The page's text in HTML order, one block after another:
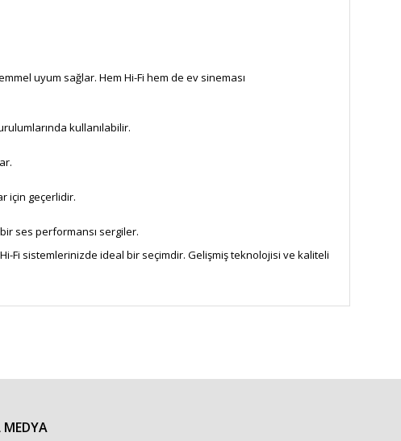
uyum sağlar. Hem Hi-Fi hem de ev sineması
kullanılabilir.
için geçerlidir.
ses performansı sergiler.
Fi sistemlerinizde ideal bir seçimdir. Gelişmiş teknolojisi ve kaliteli
MEDYA